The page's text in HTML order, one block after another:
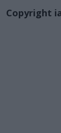
Copyright